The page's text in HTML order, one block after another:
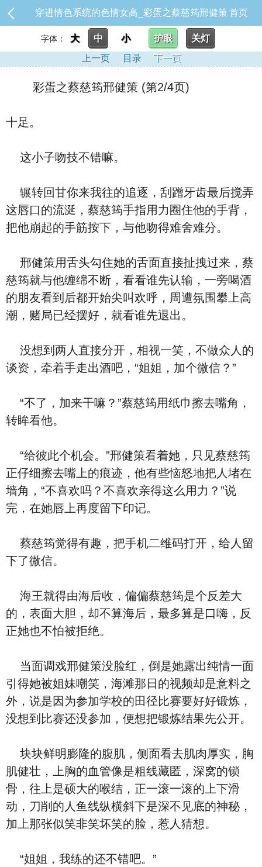
穿进情色系统的色情女高_彩蛋之蔡慈筠邢健策 首页
字体： 大 中 小 护眼
关灯
上一页
目录 下一页
彩蛋之蔡慈筠邢健策 (第2/4页)
十足。
这小子吻技不错嘛。
辗转回甘你来我往的追逐，刮蹭牙齿最后搅弄
这唇口的流涎，蔡慈筠手指用力圈住他的手背，
把他崩起的手筋按下，与他吻得难舍难分。
邢健策用舌头勾住她的舌面直接扯拽过来，蔡
慈筠就与他缠绵不断，看看谁先认输，一旁喝酒
的朋友看到后都开始尖叫欢呼，周遭氛围攀上高
潮，赌局已经摆好，就看谁先退出。
没想到两人直接分开，相视一笑，不做众人的
谈资，牵着手走出酒吧，“姐姐，加个微信？”
“不了，加来干嘛？”蔡慈筠用纸巾擦去嘴角，
转眸看他。
“给彼此个机会。”邢健策看着她，只见蔡慈筠
正仔细擦去嘴上的痕迹，他有些恼怒地把人堵在
墙角，“不喜欢吗？不喜欢亲得这么用力？”说
完，在她唇上再度留下印记。
蔡慈筠觉得有趣，把手机二维码打开，给人留
下了微信。
海王就得由海后收，偏偏蔡慈筠是个反差大
的，表面大胆，却不算海后，最多算是口嗨，反
正她也不怕被拒绝。
当面调戏邢健策没脸红，倒是她露出纯情一面
引得她被姐妹嘲笑，海滩那日的视频却是意料之
外，说是因为参加学校的田径比赛要好好锻炼，
没想到比赛还没参加，便想把锻炼结果先公开。
块块鲜明膨隆的腹肌，侧面看去肌肉厚实，胸
肌健壮，上胸的血管像是粗线藏匿，深窝的锁
骨，往上是硕大的喉结，正一滚一滚的上下滑
动，刀削的人鱼线纵横斜下是深不见底的神秘，
加上那张似笑非笑坏笑的脸，惹人猜想。
“姐姐，我练的还不错吧。”